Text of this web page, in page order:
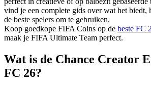
vind je een complete gids over wat het biedt,
de beste spelers om te gebruiken.
Koop goedkope FIFA Coins op de beste FC
maak je FIFA Ultimate Team perfect.
Wat is de Chance Creator
FC 26?